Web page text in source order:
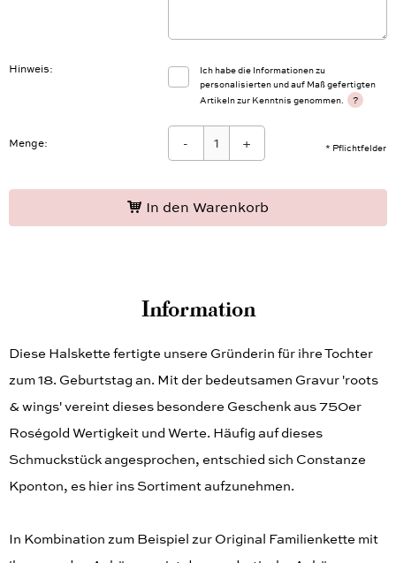
Hinweis
Ich habe die Informationen zu
personalisierten und auf Maß gefertigten
Artikeln zur Kenntnis genommen.
?
* Pflichtfelder
Menge: - +
In den Warenkorb
Information
Diese Halskette fertigte unsere Gründerin für ihre Tochter
zum 18. Geburtstag an. Mit der bedeutsamen Gravur 'roots
& wings' vereint dieses besondere Geschenk aus 750er
Roségold Wertigkeit und Werte. Häufig auf dieses
Schmuckstück angesprochen, entschied sich Constanze
Kponton, es hier ins Sortiment aufzunehmen.
In Kombination zum Beispiel zur Original Familienkette mit